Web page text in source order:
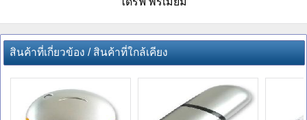
สินค้าที่เกี่ยวข้อง / สินค้าที่ใกล้เคียง